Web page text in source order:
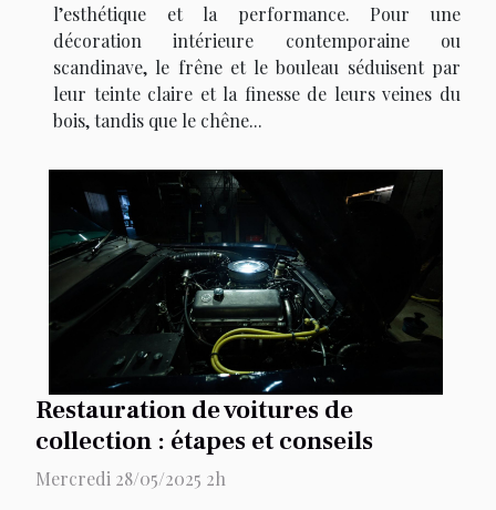
l’esthétique et la performance. Pour une
décoration intérieure contemporaine ou
scandinave, le frêne et le bouleau séduisent par
leur teinte claire et la finesse de leurs veines du
bois, tandis que le chêne...
Restauration de voitures de
collection : étapes et conseils
Mercredi 28/05/2025 2h